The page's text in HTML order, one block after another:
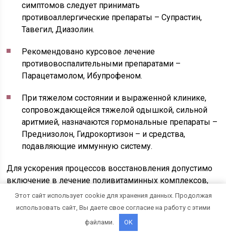
симптомов следует принимать
противоаллергические препараты – Супрастин,
Тавегил, Диазолин.
Рекомендовано курсовое лечение
противовоспалительными препаратами –
Парацетамолом, Ибупрофеном.
При тяжелом состоянии и выраженной клинике,
сопровождающейся тяжелой одышкой, сильной
аритмией, назначаются гормональные препараты –
Преднизолон, Гидрокортизон – и средства,
подавляющие иммунную систему.
Для ускорения процессов восстановления допустимо
включение в лечение поливитаминных комплексов,
кокарбоксилазы, рибоксина, АТФ. Благотворно влияют
на состояние сердечной мышцы препараты калия.
Длительность терапии аллергического миокардита
Этот сайт использует cookie для хранения данных. Продолжая
использовать сайт, Вы даете свое согласие на работу с этими
файлами.
OK